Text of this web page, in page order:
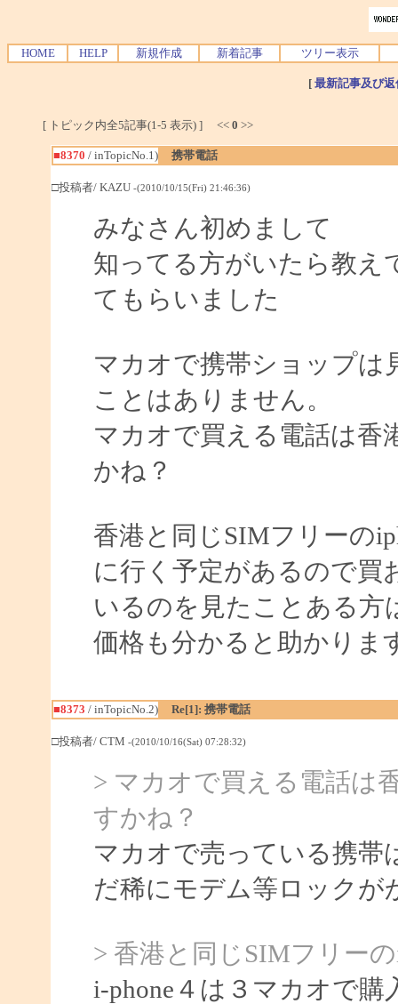
HOME HELP 新規作成 新着記事 ツリー表示
[ 最新記事及び
[ トピック内全5記事(1-5 表示) ] << 0 >>
■8370 / inTopicNo.1) 携帯電話
□投稿者/ KAZU -(2010/10/15(Fri) 21:46:36)
みなさん初めまして
知ってる方がいたら教え
てもらいました
マカオで携帯ショップは
ことはありません。
マカオで買える電話は香
かね？
香港と同じSIMフリーの
に行く予定があるので買
いるのを見たことある方
価格も分かると助かりま
■8373 / inTopicNo.2) Re[1]: 携帯電話
□投稿者/ CTM -(2010/10/16(Sat) 07:28:32)
> マカオで買える電話は
すかね？
マカオで売っている携帯
だ稀にモデム等ロック
> 香港と同じSIMフリー
i-phone４は３マカオで